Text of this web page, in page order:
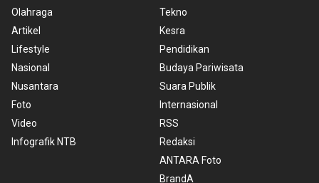
Olahraga
Artikel
Lifestyle
Nasional
Nusantara
Foto
Video
Infografik NTB
Tekno
Kesra
Pendidikan
Budaya Pariwisata
Suara Publik
Internasional
RSS
Redaksi
ANTARA Foto
BrandA